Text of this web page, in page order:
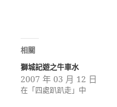
相關
獅城記遊之牛車水
2007 年 03 月 12 日
在「四處趴趴走」中